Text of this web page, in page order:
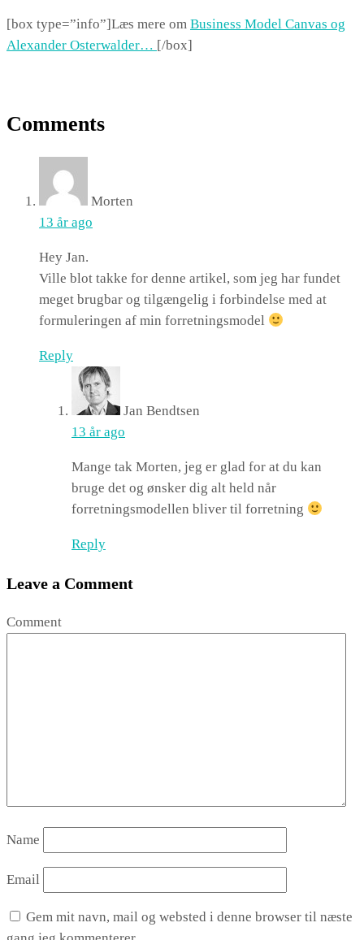
[box type=”info”]Læs mere om Business Model Canvas og
Alexander Osterwalder… [/box]
Comments
Morten
13 år ago
Hey Jan.
Ville blot takke for denne artikel, som jeg har fundet
meget brugbar og tilgængelig i forbindelse med at
formuleringen af min forretningsmodel
Reply
Jan Bendtsen
13 år ago
Mange tak Morten, jeg er glad for at du kan
bruge det og ønsker dig alt held når
forretningsmodellen bliver til forretning
Reply
Leave a Comment
Comment
Name
Email
Gem mit navn, mail og websted i denne browser til næste